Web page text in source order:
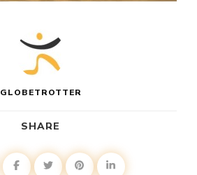
GLOBETROTTER
SHARE